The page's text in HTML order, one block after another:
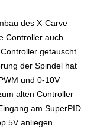
des X-Carve
Controller auch
getauscht.
der Spindel hat
und 0-10V
alten Controller
am SuperPID.
5V anliegen.